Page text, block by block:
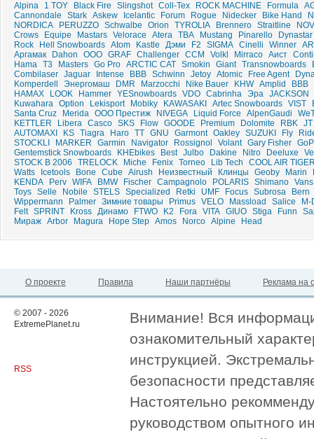
Alpina 1 TOY Black Fire Slingshot Coll-Tex ROCK MACHINE Formula
Cannondale
Stark Askew Icelantic Forum Rogue Nidecker Bike Hand
NORDICA
PERUZZO Schwalbe Orion TYROLIA Brennero Straitline
Crows
Equipe Mastars Velorace Atera TBA Mustang Pinarello
Dynastar
Rock
Hell Snowboards Atom Kastle Дэми F2 SIGMA Cinelli Winner
Аргамак
Dahon ООО GRAF Challenger CCM Volkl Mirraco Аист
Hama T3 Masters Go Pro ARCTIC CAT Smokin Giant Transnowboards
Combilaser Jaguar Intense ВВВ Schwinn Jetoy Atomic Free Agent
Komperdell
Энергомаш DMR Marzocchi Nike Bauer KHW Amplid
BBB
HAMAX
LOOK Hammer YESnowboards VDO Cabrinha Эра JACKSON
Kuwahara Option Lekisport Mobiky KAWASAKI Artec Snowboards VIST
Santa Cruz
Merida ООО Престиж NIVEGA Liquid Force AlpenGaudi
KETTLER
Libera Casco SKS Flow GOODE Premium Dolomite RBK JT
AUTOMAXI
KS Tiagra Haro ТТ GNU Garmont Oakley SUZUKI Fly
STOCKLI
MARKER Garmin Navigator Rossignol Volant Gary Fisher
Gentemstick Snowboards
KHEbikes Best Julbo Dakine Nitro Deeluxe
STOCK B 2006
TRELOCK Miche Fenix Torneo Lib Tech
COOL AIR
Watts
Icetools Bone Cube Airush Неизвестный Клинцы Geoby Marin
KENDA
Perv WIFA BMW Fischer Campagnolo POLARIS Shimano Vans
Toys Selle Nobile STELS Specialized Retki UMF Focus Subrosa
Bern
Wippermann
Palmer Зимние товары Primus VELO Massload Salice
M-
Felt SPRINT Kross Динамо FTWO K2 Fora VITA GIUO Stiga Funn
Мираж Arbor Magura Hope Step Amos Norco Alpine Head
О проекте Правила Наши партнёры Реклама на
© 2007 - 2026
ExtremePlanet.ru
RSS
Внимание! Вся
ознакомительный
инструкцией.
безопасности
Настоятельно
руководством опытного